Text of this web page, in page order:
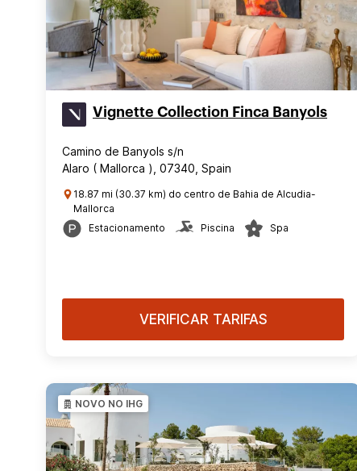
Vignette Collection Finca Banyols
Camino de Banyols s/n
Alaro ( Mallorca ), 07340, Spain
18.87 mi (30.37 km) do centro de Bahia de Alcudia-
Mallorca
Estacionamento
Piscina Spa
VERIFICAR TARIFAS
NOVO NO IHG